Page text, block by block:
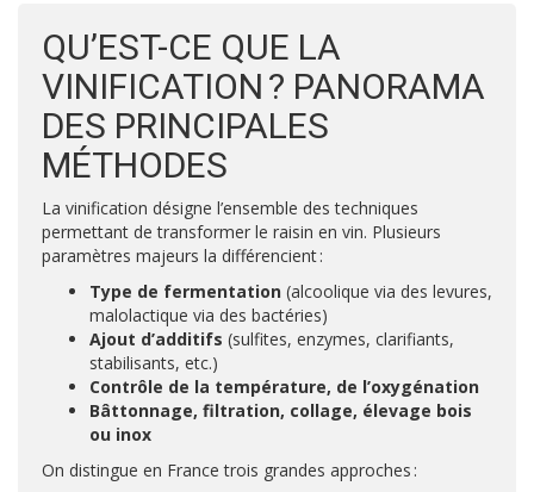
QU’EST-CE QUE LA
VINIFICATION ? PANORAMA
DES PRINCIPALES
MÉTHODES
La vinification désigne l’ensemble des techniques
permettant de transformer le raisin en vin. Plusieurs
paramètres majeurs la différencient :
Type de fermentation (alcoolique via des levures,
malolactique via des bactéries)
Ajout d’additifs (sulfites, enzymes, clarifiants,
stabilisants, etc.)
Contrôle de la température, de l’oxygénation
Bâttonnage, filtration, collage, élevage bois
ou inox
On distingue en France trois grandes approches :